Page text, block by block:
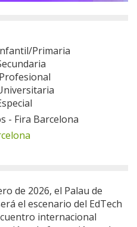
Primaria
- Fira Barcelona
de 2026, el Palau de
el escenario del EdTech
internacional